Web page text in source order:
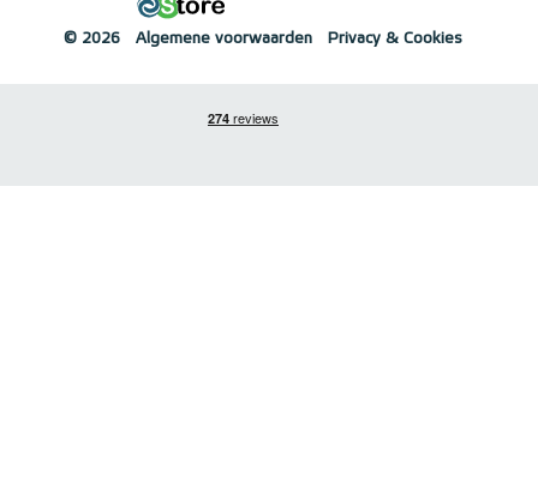
© 2026 Algemene voorwaarden Privacy & Cookies